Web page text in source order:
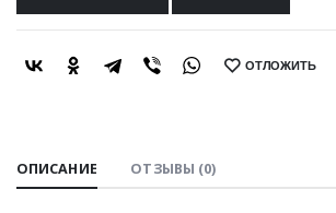
SHARE: ОТЛОЖИТЬ
ОПИСАНИЕ ОТЗЫВЫ (0)